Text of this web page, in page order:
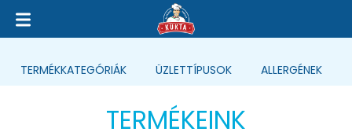
TERMÉKKATEGÓRIÁK ÜZLETTÍPUSOK ALLERGÉNEK
TERMÉKEINK